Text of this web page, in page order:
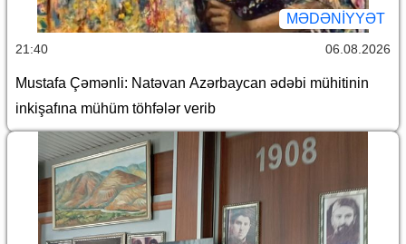
MƏDƏNIYYƏT
21:40 06.08.2026
Mustafa Çəmənli: Natəvan Azərbaycan ədəbi mühitinin
inkişafına mühüm töhfələr verib